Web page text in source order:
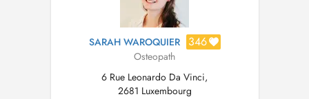
SARAH WAROQUIER 346
Osteopath
6 Rue Leonardo Da Vinci,
2681 Luxembourg